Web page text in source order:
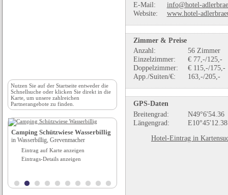
E-Mail:
info@hotel-
Website:
www.hotel-
Zimmer & Preise
Anzahl:
56 Zimmer
Einzelzimmer:
€ 77,-/125,-
Doppelzimmer:
€ 115,-/175,-
App./Suiten/€:
163,-/205,-
GPS-Daten
Breitengrad:
N49°6'54.36
Längengrad:
E10°45'12.38
Hotel-Eintrag in
Nutzen Sie auf der Startseite entweder die
Schnellsuche oder klicken Sie direkt in die
Karte, um unsere zahlreichen
Partnerangebote zu finden.
Camping Schützwiese Wasserbillig
in Wasserbillig, Grevenmacher
Eintrag auf Karte anzeigen
Eintrags-Details anzeigen
in Staufen im Breisgau, Baden-